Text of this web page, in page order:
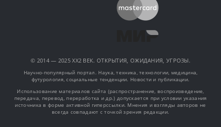
© 2014 — 2025 XX2 ВЕК. ОТКРЫТИЯ, ОЖИДАНИЯ, УГРОЗЫ.
Научно-популярный портал. Наука, техника, технологии, медицина,
футурология, социальные тенденции. Новости и публикации.
Использование материалов сайта (распространение, воспроизведение,
передача, перевод, переработка и др.) допускается при условии указания
источника в форме активной гиперссылки. Мнения и взгляды авторов не
всегда совпадают с точкой зрения редакции.